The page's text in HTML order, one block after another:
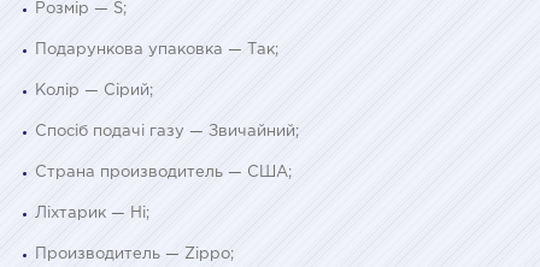
Розмір — S;
Подарункова упаковка — Так;
Колір — Сірий;
Спосіб подачі газу — Звичайний;
Страна производитель — США;
Ліхтарик — Ні;
Производитель — Zippo;